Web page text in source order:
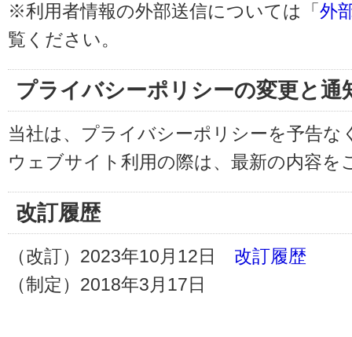
※利用者情報の外部送信については「外
覧ください。
プライバシーポリシーの変更と通
当社は、プライバシーポリシーを予告
ウェブサイト利用の際は、最新の内容を
改訂履歴
（改訂）2023年10月12日 改訂履歴
（制定）2018年3月17日